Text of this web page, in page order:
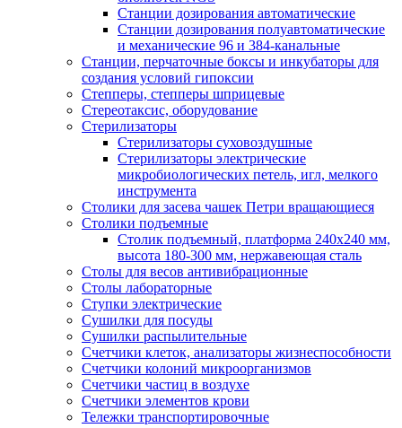
Станции дозирования автоматические
Станции дозирования полуавтоматические
и механические 96 и 384-канальные
Станции, перчаточные боксы и инкубаторы для
создания условий гипоксии
Степперы, степперы шприцевые
Стереотаксис, оборудование
Стерилизаторы
Стерилизаторы суховоздушные
Стерилизаторы электрические
микробиологических петель, игл, мелкого
инструмента
Столики для засева чашек Петри вращающиеся
Столики подъемные
Столик подъемный, платформа 240х240 мм,
высота 180-300 мм, нержавеющая сталь
Столы для весов антивибрационные
Столы лабораторные
Ступки электрические
Сушилки для посуды
Сушилки распылительные
Счетчики клеток, анализаторы жизнеспособности
Счетчики колоний микроорганизмов
Счетчики частиц в воздухе
Счетчики элементов крови
Тележки транспортировочные